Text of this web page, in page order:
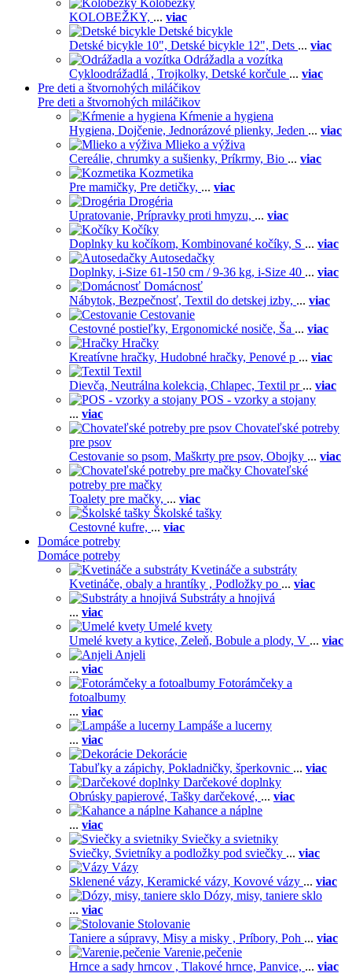
Kolobežky
KOLOBEŽKY, ... viac
Detské bicykle
Detské bicykle 10", Detské bicykle 12", Dets ... viac
Odrážadla a vozítka
Cykloodrážadlá , Trojkolky, Detské korčule ... viac
Pre deti a štvornohých miláčikov
Pre deti a štvornohých miláčikov
Kŕmenie a hygiena
Hygiena, Dojčenie, Jednorázové plienky, Jeden ... viac
Mlieko a výživa
Cereálie, chrumky a sušienky, Príkrmy, Bio ... viac
Kozmetika
Pre mamičky, Pre detičky, ... viac
Drogéria
Upratovanie, Prípravky proti hmyzu, ... viac
Kočíky
Doplnky ku kočíkom, Kombinované kočíky, S ... viac
Autosedačky
Doplnky, i-Size 61-150 cm / 9-36 kg, i-Size 40 ... viac
Domácnosť
Nábytok, Bezpečnosť, Textil do detskej izby, ... viac
Cestovanie
Cestovné postieľky, Ergonomické nosiče, Ša ... viac
Hračky
Kreatívne hračky, Hudobné hračky, Penové p ... viac
Textil
Dievča, Neutrálna kolekcia, Chlapec, Textil pr ... viac
POS - vzorky a stojany
... viac
Chovateľské potreby
pre psov
Cestovanie so psom, Maškrty pre psov, Obojky ... viac
Chovateľské
potreby pre mačky
Toalety pre mačky, ... viac
Školské tašky
Cestovné kufre, ... viac
Domáce potreby
Domáce potreby
Kvetináče a substráty
Kvetináče, obaly a hrantíky , Podložky po ... viac
Substráty a hnojivá
... viac
Umelé kvety
Umelé kvety a kytice, Zeleň, Bobule a plody, V ... viac
Anjeli
... viac
Fotorámčeky a
fotoalbumy
... viac
Lampáše a lucerny
... viac
Dekorácie
Tabuľky a zápichy, Pokladničky, šperkovnic ... viac
Darčekové doplnky
Obrúsky papierové, Tašky darčekové, ... viac
Kahance a náplne
... viac
Sviečky a svietniky
Sviečky, Svietníky a podložky pod sviečky ... viac
Vázy
Sklenené vázy, Keramické vázy, Kovové vázy ... viac
Dózy, misy, taniere sklo
... viac
Stolovanie
Taniere a súpravy, Misy a misky , Príbory, Poh ... viac
Varenie,pečenie
Hrnce a sady hrncov , Tlakové hrnce, Panvice, ... viac